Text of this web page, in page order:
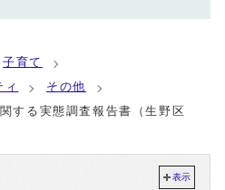
子育て
ィ
その他
する実態調査報告書（生野区
表示